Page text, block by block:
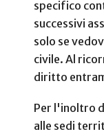
specifico
successivi
solo se
civile. Al
diritto
Per l'inoltro
alle sedi